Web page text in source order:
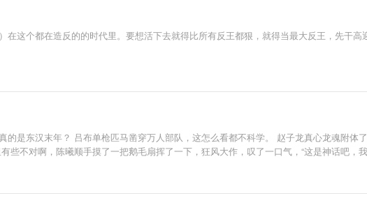
在这个都在造反的的时代里。要想活下去就得比所有反王都狠，就得当最大反王，先干
是东汉末年？ 吕布单枪匹马凿穿万人部队，这怎么看都不科学。 赵子龙真心龙魂附体
些不对啊，陈曦顺手摸了一把鹅毛扇挥了一下，狂风大作，叹了一口气，“这是神话吧，